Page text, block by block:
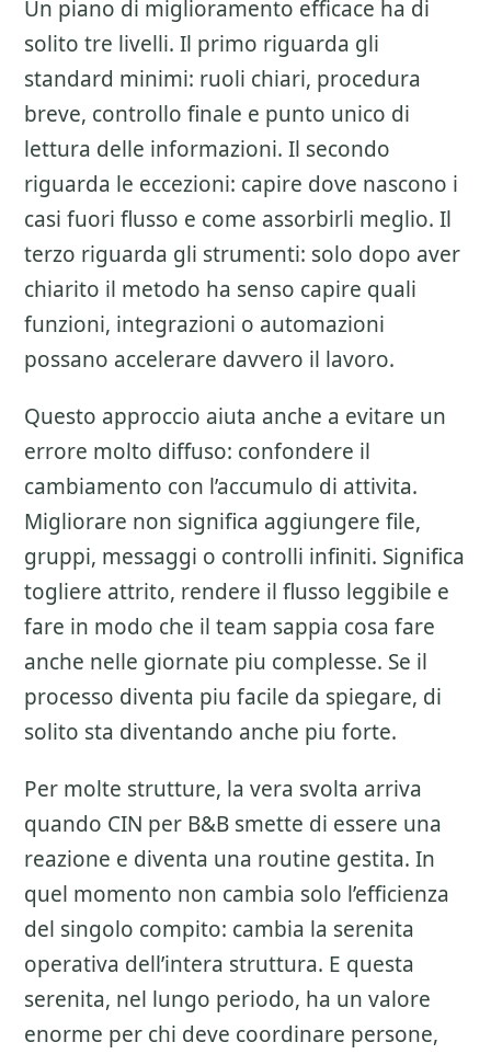
Un piano di miglioramento efficace ha di
solito tre livelli. Il primo riguarda gli
standard minimi: ruoli chiari, procedura
breve, controllo finale e punto unico di
lettura delle informazioni. Il secondo
riguarda le eccezioni: capire dove nascono i
casi fuori flusso e come assorbirli meglio. Il
terzo riguarda gli strumenti: solo dopo aver
chiarito il metodo ha senso capire quali
funzioni, integrazioni o automazioni
possano accelerare davvero il lavoro.
Questo approccio aiuta anche a evitare un
errore molto diffuso: confondere il
cambiamento con l’accumulo di attivita.
Migliorare non significa aggiungere file,
gruppi, messaggi o controlli infiniti. Significa
togliere attrito, rendere il flusso leggibile e
fare in modo che il team sappia cosa fare
anche nelle giornate piu complesse. Se il
processo diventa piu facile da spiegare, di
solito sta diventando anche piu forte.
Per molte strutture, la vera svolta arriva
quando CIN per B&B smette di essere una
reazione e diventa una routine gestita. In
quel momento non cambia solo l’efficienza
del singolo compito: cambia la serenita
operativa dell’intera struttura. E questa
serenita, nel lungo periodo, ha un valore
enorme per chi deve coordinare persone,